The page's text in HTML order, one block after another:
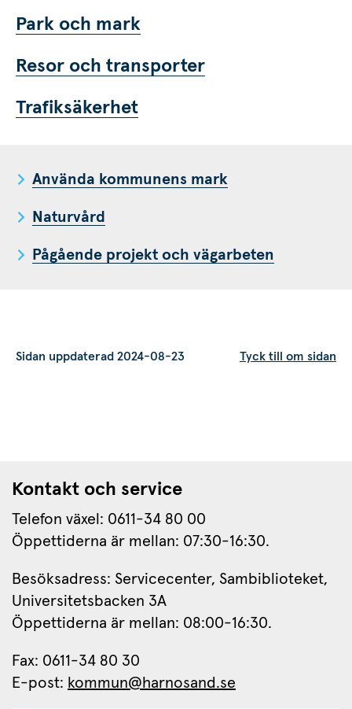
Park och mark
Resor och transporter
Trafiksäkerhet
Använda kommunens mark
Naturvård
Pågående projekt och vägarbeten
Sidan uppdaterad 2024-08-23 Tyck till om sidan
Kontakt och service
Telefon växel: 0611-34 80 00
Öppettiderna är mellan: 07:30-16:30.
Besöksadress: Servicecenter, Sambiblioteket,
Universitetsbacken 3A
Öppettiderna är mellan: 08:00-16:30.
Fax: 0611-34 80 30
E-post: kommun@harnosand.se